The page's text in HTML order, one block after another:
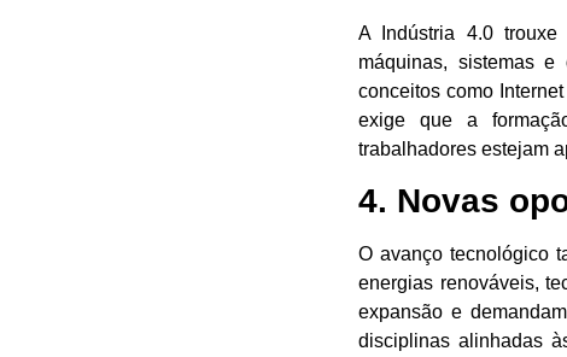
A Indústria 4.0 trouxe
máquinas, sistemas e
conceitos como
exige que a
trabalhadores estejam
4. Novas
O avanço tecnológico
energias renováveis,
expansão e
disciplinas alinhadas